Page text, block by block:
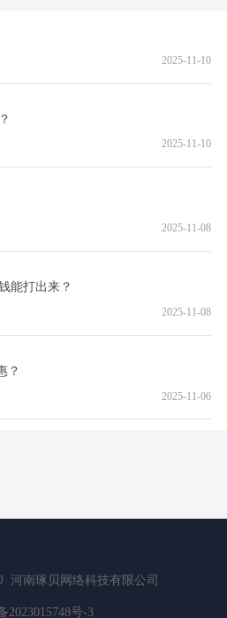
2025-11-10
2025-11-10
2025-11-08
能打出来？
2025-11-08
？
2025-11-06
河南琢贝网络科技有限公司
2023015748号-3